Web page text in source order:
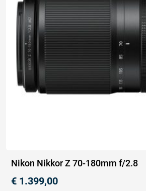
Nikon Nikkor Z 70-180mm f/2.8
€ 1.399,00